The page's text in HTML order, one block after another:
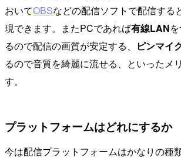
おいてOBSなどの配信ソフトで配信する
現できます。またPCであれば有線LAN
るので配信の画質が安定する、
ピンマイ
るので音質を綺麗に流せる、といったメ
す。
プラットフォームはどれにするか
今は配信プラットフォームはかなりの種